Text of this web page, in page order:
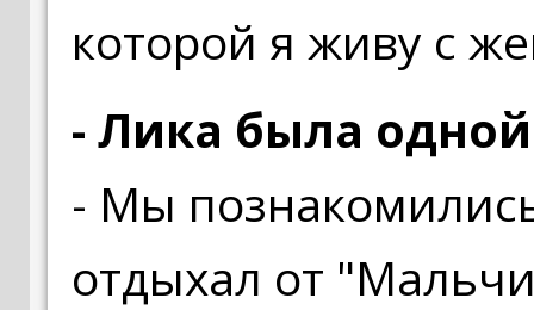
которой я живу с
- Лика была
- Мы
отдыхал от